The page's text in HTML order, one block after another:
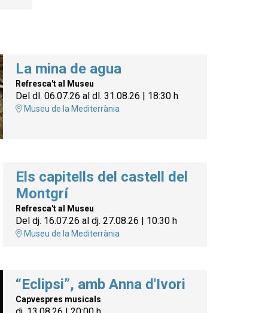
La mina de agua
Refresca't al Museu
Del dl. 06.07.26 al dl. 31.08.26 | 18:30 h
Museu de la Mediterrània
Els capitells del castell del
Montgrí
Refresca't al Museu
Del dj. 16.07.26 al dj. 27.08.26 | 10:30 h
Museu de la Mediterrània
“Eclipsi”, amb Anna d'Ivori
Capvespres musicals